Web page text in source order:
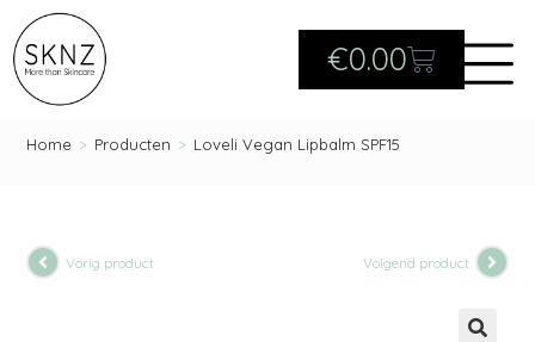
€0.00
Home > Producten > Loveli Vegan Lipbalm SPF15
Vorig product Volgend product